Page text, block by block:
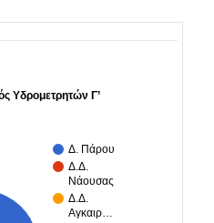
Υδρομετρητών Γ’
Δ. Πάρου
Δ.Δ.
Νάουσας
Δ.Δ.
Αγκαιρ…